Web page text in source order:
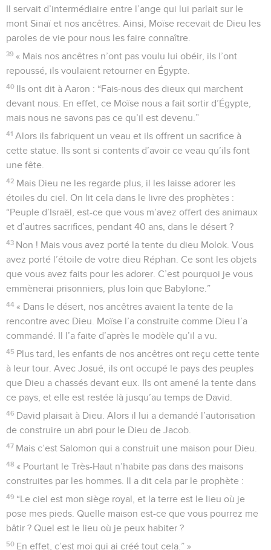
Il servait d’intermédiaire entre l’ange qui lui parlait sur le
mont Sinaï et nos ancêtres. Ainsi, Moïse recevait de Dieu les
paroles de vie pour nous les faire connaître.
39 « Mais nos ancêtres n’ont pas voulu lui obéir, ils l’ont
repoussé, ils voulaient retourner en Égypte.
40 Ils ont dit à Aaron : “Fais-nous des dieux qui marchent
devant nous. En effet, ce Moïse nous a fait sortir d’Égypte,
mais nous ne savons pas ce qu’il est devenu.”
41 Alors ils fabriquent un veau et ils offrent un sacrifice à
cette statue. Ils sont si contents d’avoir ce veau qu’ils font
une fête.
42 Mais Dieu ne les regarde plus, il les laisse adorer les
étoiles du ciel. On lit cela dans le livre des prophètes :
“Peuple d’Israël, est-ce que vous m’avez offert des animaux
et d’autres sacrifices, pendant 40 ans, dans le désert ?
43 Non ! Mais vous avez porté la tente du dieu Molok. Vous
avez porté l’étoile de votre dieu Réphan. Ce sont les objets
que vous avez faits pour les adorer. C’est pourquoi je vous
emmènerai prisonniers, plus loin que Babylone.”
44 « Dans le désert, nos ancêtres avaient la tente de la
rencontre avec Dieu. Moïse l’a construite comme Dieu l’a
commandé. Il l’a faite d’après le modèle qu’il a vu.
45 Plus tard, les enfants de nos ancêtres ont reçu cette tente
à leur tour. Avec Josué, ils ont occupé le pays des peuples
que Dieu a chassés devant eux. Ils ont amené la tente dans
ce pays, et elle est restée là jusqu’au temps de David.
46 David plaisait à Dieu. Alors il lui a demandé l’autorisation
de construire un abri pour le Dieu de Jacob.
47 Mais c’est Salomon qui a construit une maison pour Dieu.
48 « Pourtant le Très-Haut n’habite pas dans des maisons
construites par les hommes. Il a dit cela par le prophète :
49 “Le ciel est mon siège royal, et la terre est le lieu où je
pose mes pieds. Quelle maison est-ce que vous pourrez me
bâtir ? Quel est le lieu où je peux habiter ?
50 En effet, c’est moi qui ai créé tout cela.” »